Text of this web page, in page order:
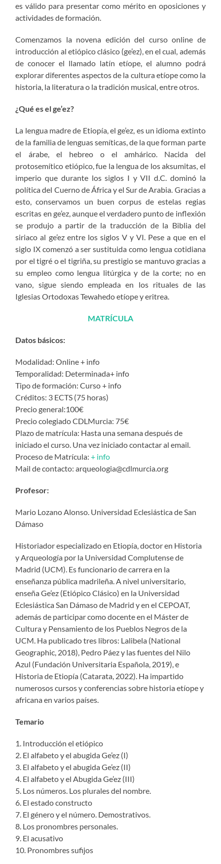
es válido para presentar como mérito en oposiciones y
actividades de formación.
Comenzamos la novena edición del curso online de
introducción al etiópico clásico (ge’ez), en el cual, además
de conocer el llamado latín etíope, el alumno podrá
explorar diferentes aspectos de la cultura etíope como la
historia, la literatura o la tradición musical, entre otros.
¿Qué es el ge’ez?
La lengua madre de Etiopía, el ge’ez, es un idioma extinto
de la familia de lenguas semíticas, de la que forman parte
el árabe, el hebreo o el amhárico. Nacida del
protosemítico etiópico, fue la lengua de los aksumitas, el
imperio que durante los siglos I y VII d.C. dominó la
política del Cuerno de África y el Sur de Arabia. Gracias a
esto, conservamos un buen corpus de estelas regias
escritas en ge’ez, aunque el verdadero punto de inflexión
se produjo a partir de la traducción de la Biblia del
siriaco al ge’ez entre los siglos V y VI. Pese a que en el
siglo IX comenzó a ser sustituida como lengua cotidiana
por el tigré o el tigriña, su prestigio se mantuvo gracias a
su empleo como lengua litúrgica y de la corte; no en
vano, sigue siendo empleada en los rituales de las
Iglesias Ortodoxas Tewahedo etíope y eritrea.
MATRÍCULA
Datos básicos:
Modalidad: Online + info
Temporalidad: Determinada+ info
Tipo de formación: Curso + info
Créditos: 3 ECTS (75 horas)
Precio general:100€
Precio colegiado CDLMurcia: 75€
Plazo de matrícula: Hasta una semana después de
iniciado el curso. Una vez iniciado contactar al email.
Proceso de Matrícula:+ info
Mail de contacto: arqueologia@cdlmurcia.org
Profesor:
Mario Lozano Alonso. Universidad Eclesiástica de San
Dámaso
Historiador especializado en Etiopía, doctor en Historia
y Arqueología por la Universidad Complutense de
Madrid (UCM). Es funcionario de carrera en la
enseñanza pública madrileña. A nivel universitario,
enseña Ge’ez (Etiópico Clásico) en la Universidad
Eclesiástica San Dámaso de Madrid y en el CEPOAT,
además de participar como docente en el Máster de
Cultura y Pensamiento de los Pueblos Negros de la
UCM. Ha publicado tres libros: Lalibela (National
Geographic, 2018), Pedro Páez y las fuentes del Nilo
Azul (Fundación Universitaria Española, 2019), e
Historia de Etiopía (Catarata, 2022). Ha impartido
numerosos cursos y conferencias sobre historia etíope y
africana en varios países.
Temario
1. Introducción el etiópico
2. El alfabeto y el abugida Ge’ez (I)
3. El alfabeto y el abugida Ge’ez (II)
4. El alfabeto y el Abugida Ge’ez (III)
5. Los números. Los plurales del nombre.
6. El estado constructo
7. El género y el número. Demostrativos.
8. Los pronombres personales.
9. El acusativo
10. Pronombres sufijos